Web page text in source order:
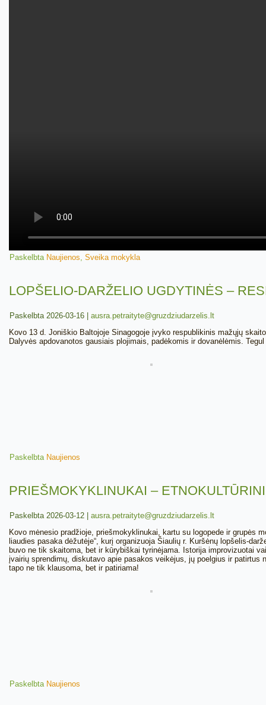
Paskelbta Naujienos, Sveika mokykla
LOPŠELIO-DARŽELIO UGDYTINĖS –
Paskelbta 2026-03-16
ausra.petraityte@gruzdziudarzelis.lt
Kovo 13 d. Joniškio Baltojoje Sinagogoje įvyko respublikinis mažųjų
Dalyvės apdovanotos gausiais plojimais, padėkomis ir dovanėlėmis.
Paskelbta Naujienos
PRIEŠMOKYKLINUKAI –
Paskelbta 2026-03-12
ausra.petraityte@gruzdziudarzelis.lt
Kovo mėnesio pradžioje, priešmokyklinukai, kartu su logopede ir grupės
liaudies pasaka dėžutėje“, kurį organizuoja Šiaulių r. Kuršėnų lopšelis-
buvo ne tik skaitoma, bet ir kūrybiškai tyrinėjama. Istorija improvizuotai
įvairių sprendimų, diskutavo apie pasakos veikėjus, jų poelgius ir
tapo ne tik klausoma, bet ir patiriama!
Paskelbta Naujienos